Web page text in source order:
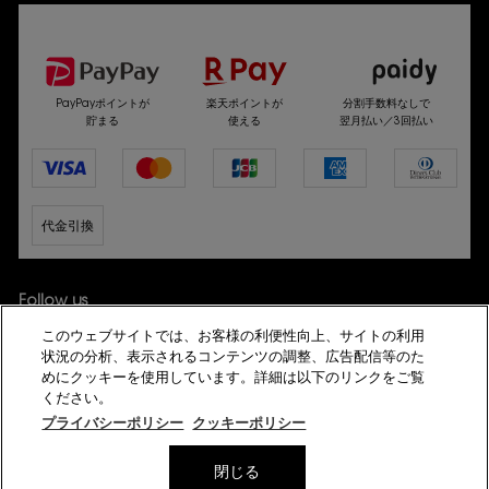
PayPayポイントが
貯まる
楽天ポイントが
使える
分割手数料なしで
翌月払い／3回払い
代金引換
Follow us
サイト利用規約 会員規約
このウェブサイトでは、お客様の利便性向上、サイトの利用
状況の分析、表示されるコンテンツの調整、広告配信等のた
めにクッキーを使用しています。詳細は以下のリンクをご覧
ください。
プライバシーポリシー
クッキーポリシー
閉じる